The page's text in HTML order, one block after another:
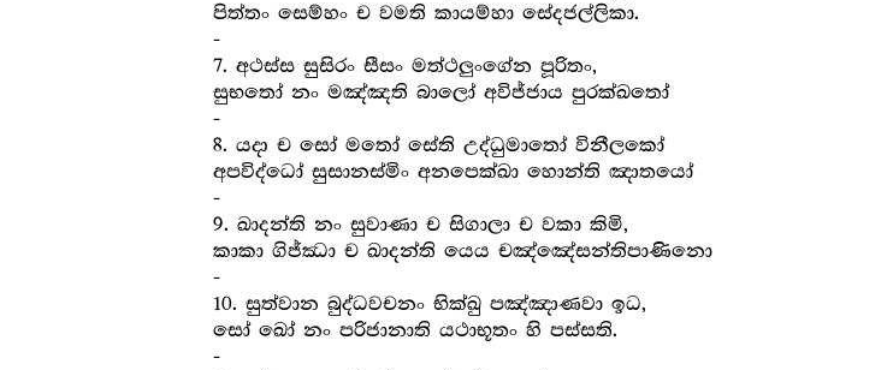
පිත්තං සෙම්හං ච වමති කායම්හා සේදජල්ලිකා.
-
7. අථස්ස සුසිරං සීසං මත්ථලුංගේන පූරිතං,
සුභතෝ නං මඤ්ඤති බාලෝ අවිජ්ජාය පුරක්ඛතෝ
-
8. යදා ච සෝ මතෝ සේති උද්ධුමාතෝ විනීලකෝ
අපවිද්ධෝ සුසානස්මිං අනපෙක්ඛා හොන්ති ඤාතයෝ
-
9. ඛාදන්ති නං සුවාණා ච සිගාලා ච වකා කිමි,
කාකා ගිජ්ඣා ච ඛාදන්ති යෙය චඤ්ඤේසන්තිපාණිනො
-
10. සුත්වාන බුද්ධවචනං භික්ඛු පඤ්ඤාණවා ඉධ,
සෝ ඛෝ නං පරිජානාති යථාභූතං හි පස්සති.
-